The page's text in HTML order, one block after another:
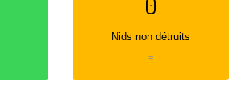
Nids non détruits
=